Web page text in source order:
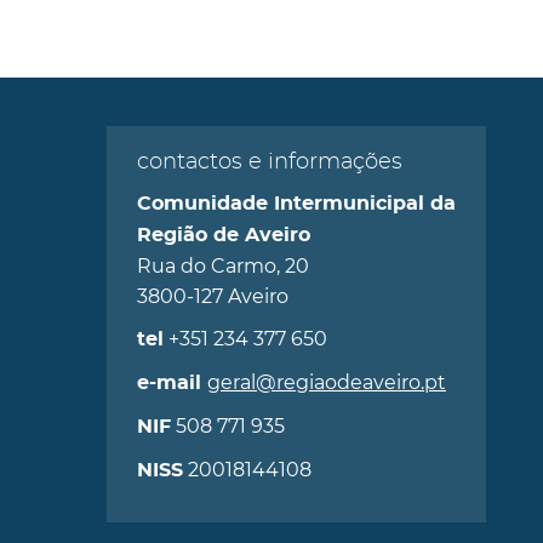
contactos e informações
Comunidade Intermunicipal da
Região de Aveiro
Rua do Carmo, 20
3800-127 Aveiro
tel +351 234 377 650
e-mail geral@regiaodeaveiro.pt
NIF508 771 935
NISS20018144108